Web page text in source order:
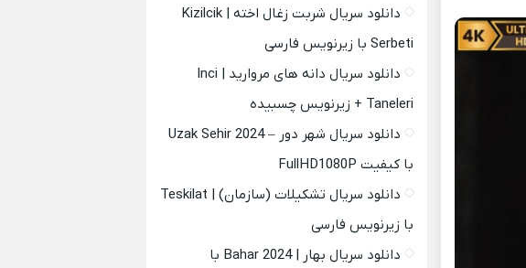
دانلود سریال شربت زغال اخته | Kizilcik
Serbeti با زیرنویس فارسی
دانلود سریال دانه های مروارید | Inci
Taneleri + زیرنویس چسبیده
دانلود سریال شهر دور – Uzak Sehir 2024
با کیفیت FullHD1080P
دانلود سریال تشکیلات (سازمان) | Teskilat
با زیرنویس فارسی
دانلود سریال بهار | Bahar 2024 با